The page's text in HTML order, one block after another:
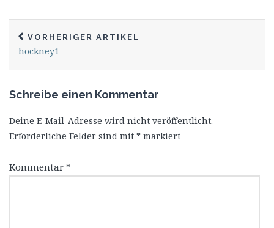
VORHERIGER ARTIKEL
hockney1
Schreibe einen Kommentar
Deine E-Mail-Adresse wird nicht veröffentlicht.
Erforderliche Felder sind mit * markiert
Kommentar *